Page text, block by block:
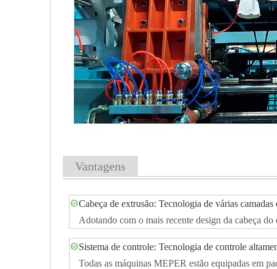
Vantagens
Cabeça de extrusão: Tecnologia de várias
Adotando com o mais recente design da cabeça
Sistema de controle: Tecnologia de controle
Todas as máquinas MEPER estão equipadas em